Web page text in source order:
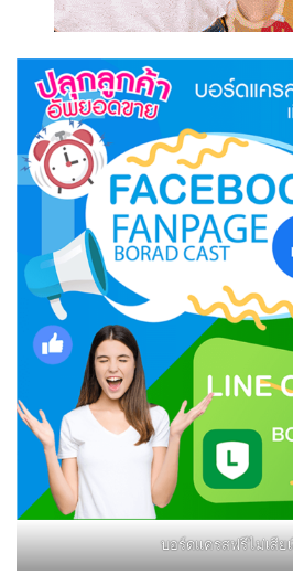
บอร์ดแครสฟรีไม่เสีย